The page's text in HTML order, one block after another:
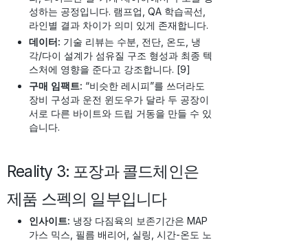
성하는 공정입니다. 램프업, QA 학습곡선,
라인별 결과 차이가 의미 있게 존재합니다.
데이터: 기술 리뷰는 수분, 전단, 온도, 냉
각/다이 설계가 섬유질 구조 형성과 최종 텍
스처에 영향을 준다고 강조합니다. [9]
구매 임팩트: “비슷한 레시피”를 쓰더라도
장비 구성과 운전 윈도우가 달라 두 공장이
서로 다른 바이트와 드립 거동을 만들 수 있
습니다.
Reality 3: 포장과 콜드체인은
제품 스펙의 일부입니다
인사이트: 냉장 다짐육의 보존기간은 MAP
가스 믹스, 필름 배리어, 실링, 시간-온도 노